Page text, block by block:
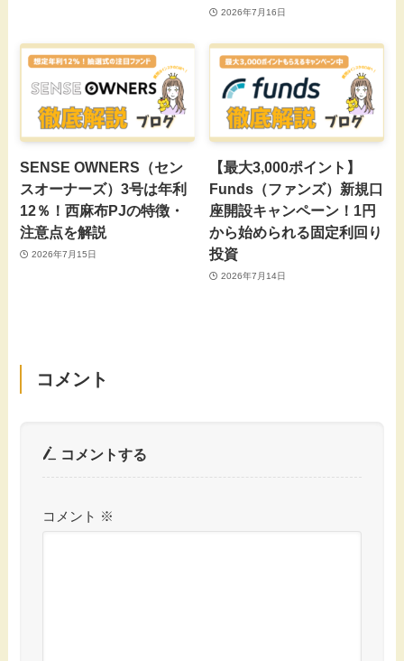
2026年7月16日
SENSE OWNERS（セン
スオーナーズ）3号は年利
12％！西麻布PJの特徴・
注意点を解説
2026年7月15日
【最大3,000ポイント】
Funds（ファンズ）新規口
座開設キャンペーン！1円
から始められる固定利回り
投資
2026年7月14日
コメント
コメントする
コメント ※